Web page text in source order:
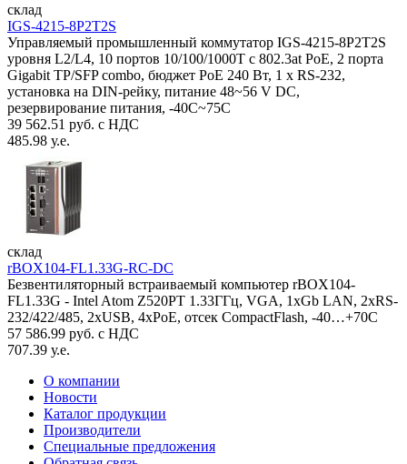
склад
IGS-4215-8P2T2S
Управляемый промышленный коммутатор IGS-4215-8P2T2S
уровня L2/L4, 10 портов 10/100/1000T с 802.3at PoE, 2 порта
Gigabit TP/SFP combo, бюджет PoE 240 Вт, 1 x RS-232,
установка на DIN-рейку, питание 48~56 V DC,
резервирование питания, -40С~75C
39 562.51 руб. с НДС
485.98 у.е.
склад
rBOX104-FL1.33G-RC-DC
Безвентиляторный встраиваемый компьютер rBOX104-
FL1.33G - Intel Atom Z520PT 1.33ГГц, VGA, 1xGb LAN, 2xRS-
232/422/485, 2xUSB, 4xPoE, отсек CompactFlash, -40…+70C
57 586.99 руб. с НДС
707.39 у.е.
О компании
Новости
Каталог продукции
Производители
Специальные предложения